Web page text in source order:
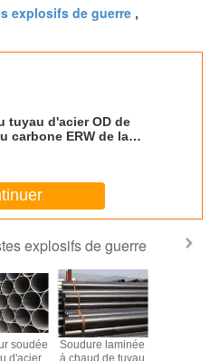
explosifs de guerre ,
tuyau d'acier OD de
carbone ERW de la
explosifs de guerre
soudée
d'acier
Soudure laminée
à chaud de tuyau